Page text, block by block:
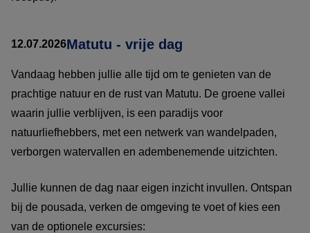
12.07.2026Matutu - vrije dag
Vandaag hebben jullie alle tijd om te genieten van de
prachtige natuur en de rust van Matutu. De groene vallei
waarin jullie verblijven, is een paradijs voor
natuurliefhebbers, met een netwerk van wandelpaden,
verborgen watervallen en adembenemende uitzichten.
Jullie kunnen de dag naar eigen inzicht invullen. Ontspan
bij de pousada, verken de omgeving te voet of kies een
van de optionele excursies: